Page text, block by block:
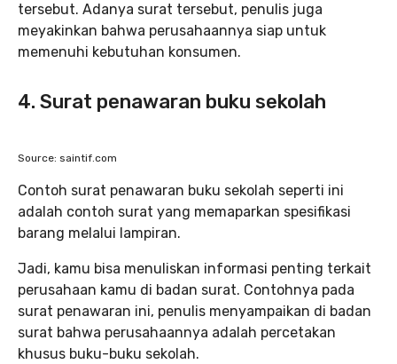
tersebut. Adanya surat tersebut, penulis juga
meyakinkan bahwa perusahaannya siap untuk
memenuhi kebutuhan konsumen.
4. Surat penawaran buku sekolah
Source: saintif.com
Contoh surat penawaran buku sekolah seperti ini
adalah contoh surat yang memaparkan spesifikasi
barang melalui lampiran.
Jadi, kamu bisa menuliskan informasi penting terkait
perusahaan kamu di badan surat. Contohnya pada
surat penawaran ini, penulis menyampaikan di badan
surat bahwa perusahaannya adalah percetakan
khusus buku-buku sekolah.